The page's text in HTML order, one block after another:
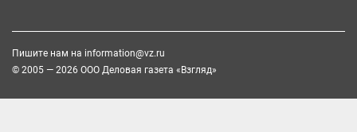
Пишите нам на information@vz.ru
© 2005 — 2026 ООО Деловая газета «Взгляд»